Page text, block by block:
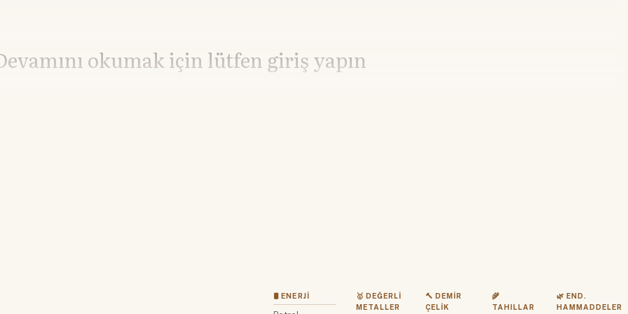
okumak için lütfen giriş yapın
🛢 ENERJI
🥇 DEĞERLI
METALLER
🔨 DEMIR
ÇELIK
🌾
TAHILLAR
🌿 END.
HAMMADDELER